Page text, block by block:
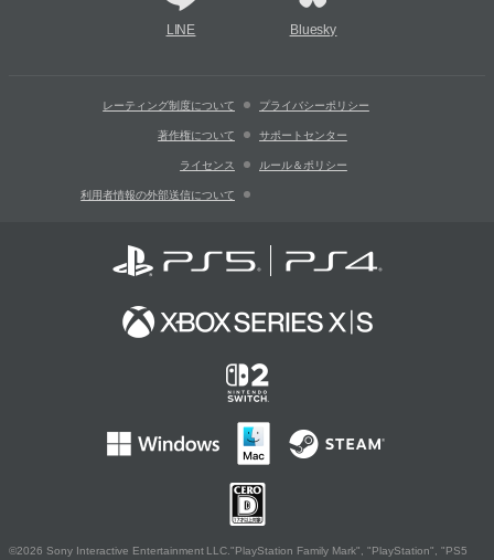
LINE Bluesky
レーティング制度について プライバシーポリシー
著作権について サポートセンター
ライセンス ルール＆ポリシー
利用者情報の外部送信について
©2026 Sony Interactive Entertainment LLC."PlayStation Family Mark", "PlayStation", "PS5